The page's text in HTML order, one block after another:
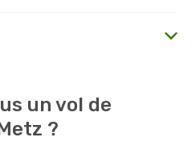
un vol de
?